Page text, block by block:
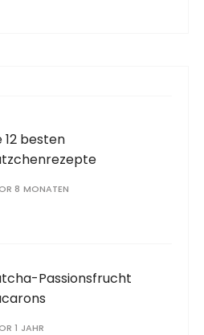
12 besten
8 MONATEN
Passionsfrucht
1 JAHR